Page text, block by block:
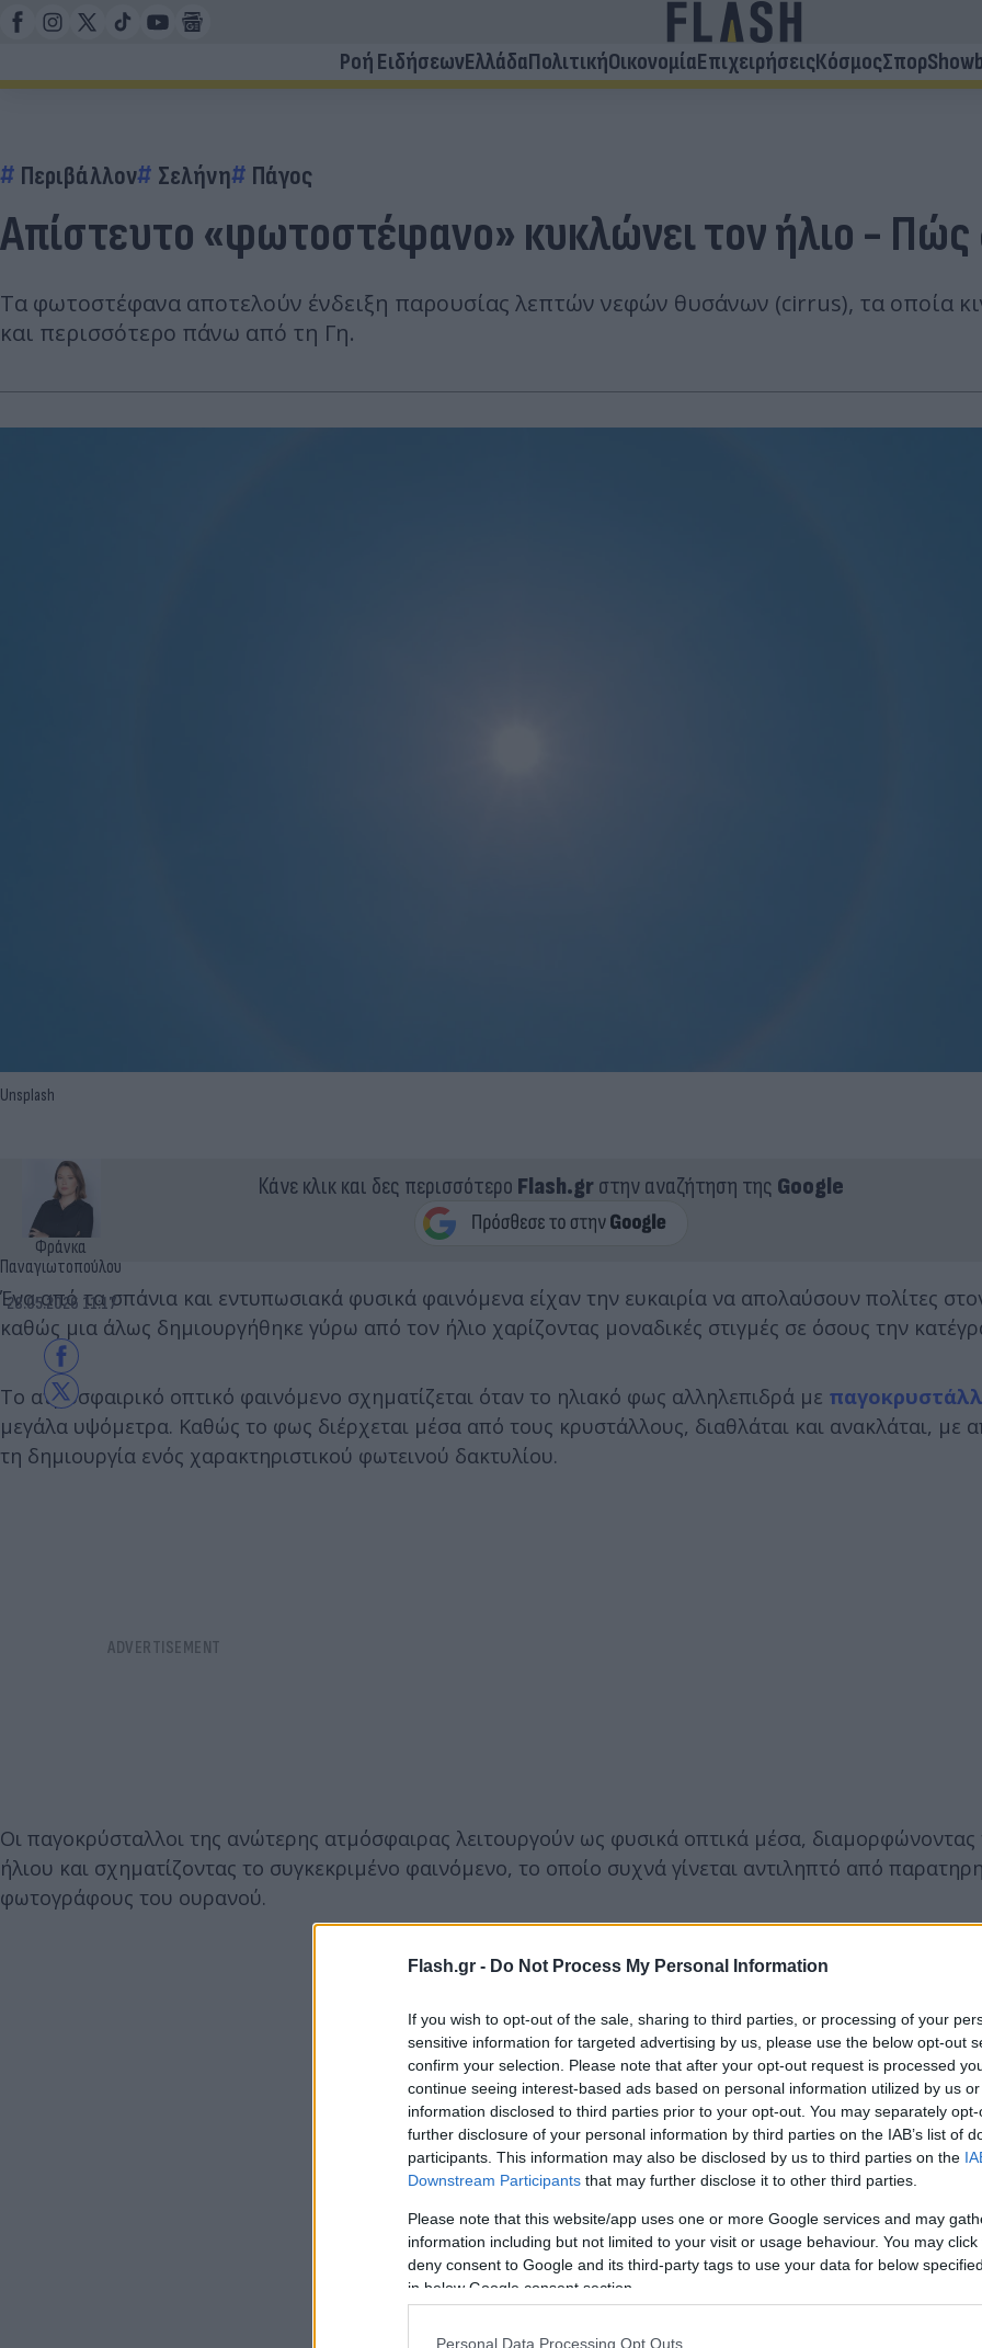
Flash.gr - Do Not Process My Personal Information
If you wish to opt-out of the sale, sharing to third parties, or processing of your
sensitive information for targeted advertising by us, please use the below opt-out
confirm your selection. Please note that after your opt-out request is processed
continue seeing interest-based ads based on personal information utilized by us
information disclosed to third parties prior to your opt-out. You may separately
further disclosure of your personal information by third parties on the IAB’s list of
participants. This information may also be disclosed by us to third parties on the
Downstream Participants that may further disclose it to other third parties.
Please note that this website/app uses one or more Google services and may
information including but not limited to your visit or usage behaviour. You may
deny consent to Google and its third-party tags to use your data for below
in below Google consent section.
Personal Data Processing Opt Outs
Ροή ΕιδήσεωνΕλλάδαΠολιτικήΟικονομίαΕπιχειρήσειςΚόσμοςΣπορ
Περιβάλλον Σελήνη Πάγος
Απίστευτο «φωτοστέφανο» κυκλώνει τον ήλιο - Πώς
Τα φωτοστέφανα αποτελούν ένδειξη παρουσίας λεπτών νεφών θυσάνων (cirrus), τα οποία
και περισσότερο πάνω από τη Γη.
Unsplash
Φράνκα
Παναγιωτοπούλου
28.05.2026 11:17
Κάνε κλικ και δες περισσότερο Flash.grστην αναζήτηση της Google
Ένα από τα σπάνια και εντυπωσιακά φυσικά φαινόμενα είχαν την ευκαιρία να απολαύσουν πολίτες
καθώς μια άλως δημιουργήθηκε γύρω από τον ήλιο χαρίζοντας μοναδικές στιγμές σε όσους την
Το ατμοσφαιρικό οπτικό φαινόμενο σχηματίζεται όταν το ηλιακό φως αλληλεπιδρά με
μεγάλα υψόμετρα. Καθώς το φως διέρχεται μέσα από τους κρυστάλλους, διαθλάται και ανακλάται, με
τη δημιουργία ενός χαρακτηριστικού φωτεινού δακτυλίου.
Οι παγοκρύσταλλοι της ανώτερης ατμόσφαιρας λειτουργούν ως φυσικά οπτικά μέσα,
ήλιου και σχηματίζοντας το συγκεκριμένο φαινόμενο, το οποίο συχνά γίνεται αντιληπτό από
φωτογράφους του ουρανού.